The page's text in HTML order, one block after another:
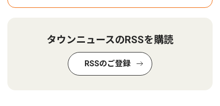
タウンニュースのRSSを購読
RSSのご登録